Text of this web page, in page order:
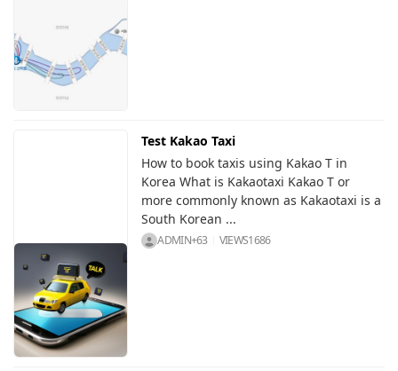
Test Kakao Taxi
How to book taxis using Kakao T in
Korea What is Kakaotaxi Kakao T or
more commonly known as Kakaotaxi is a
South Korean ...
ADMIN+63 VIEWS1686